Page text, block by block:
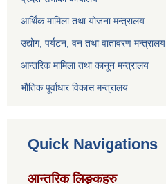
आर्थिक मामिला तथा योजना मन्त्रालय
उद्योग, पर्यटन, वन तथा वातावरण मन्त्रालय
आन्तरिक मामिला तथा कानून मन्त्रालय
भौतिक पूर्वाधार विकास मन्त्रालय
Quick Navigations
आन्तरिक लिङ्कहरु